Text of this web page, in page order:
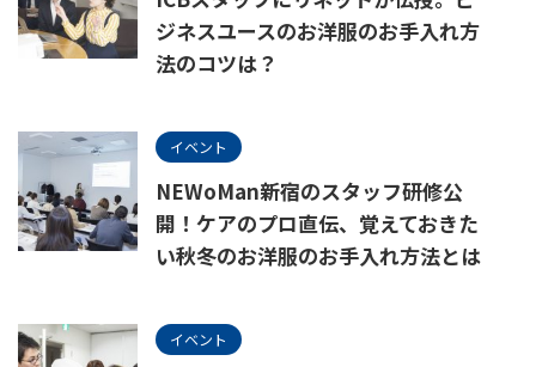
ジネスユースのお洋服のお手入れ方
法のコツは？
イベント
NEWoMan新宿のスタッフ研修公
開！ケアのプロ直伝、覚えておきた
い秋冬のお洋服のお手入れ方法とは
イベント